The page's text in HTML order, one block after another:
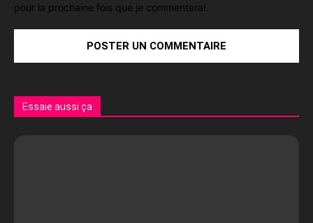
pour la prochaine fois que je commenterai.
Essaie aussi ça